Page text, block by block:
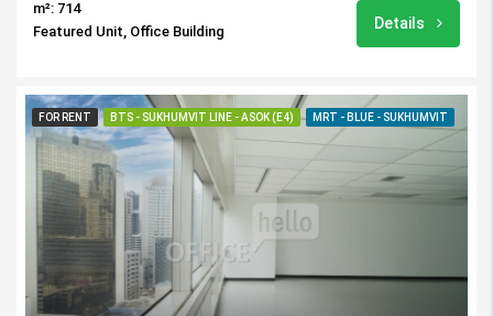
m²: 714
Featured Unit, Office Building
Details
FOR RENT BTS - SUKHUMVIT LINE - ASOK (E4) MRT - BLUE - SUKHUMVIT